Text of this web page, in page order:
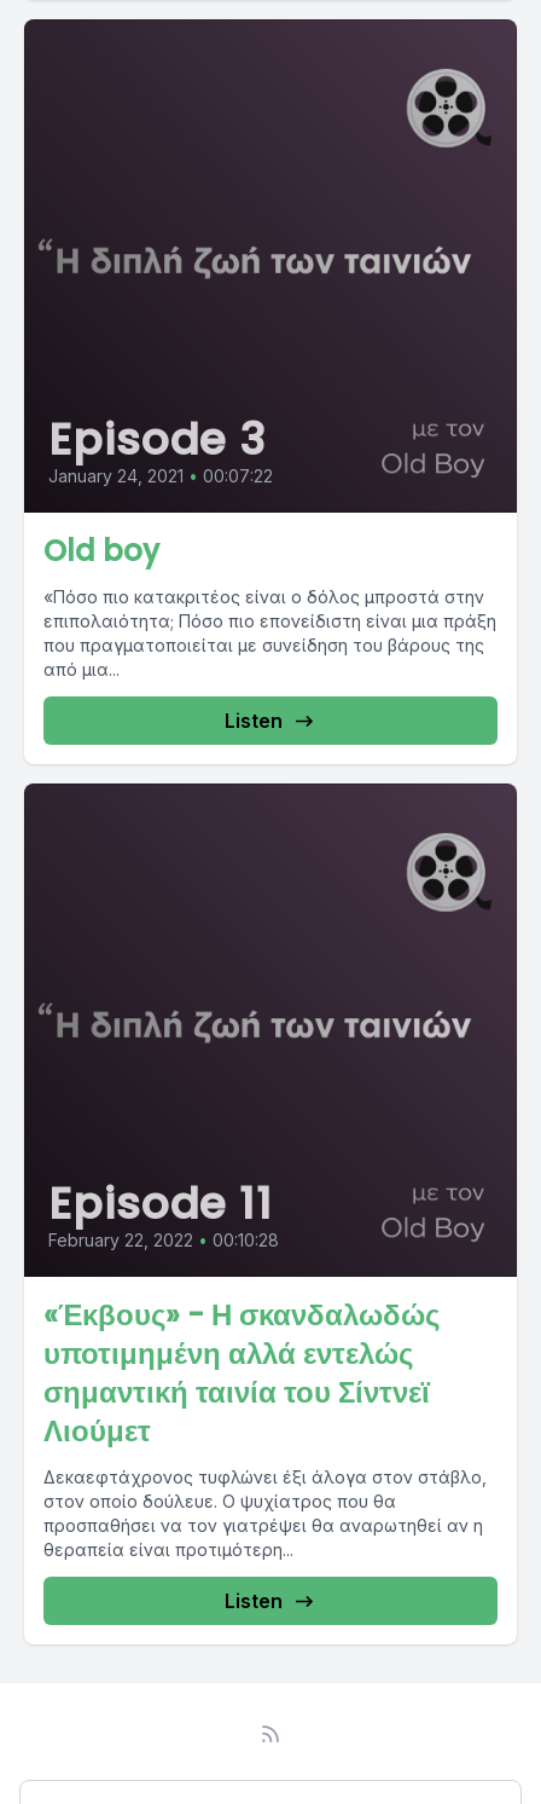
Episode 3
January 24, 2021 • 00:07:22
Old boy
«Πόσο πιο κατακριτέος είναι ο δόλος μπροστά στην
επιπολαιότητα; Πόσο πιο επονείδιστη είναι μια πράξη
που πραγματοποιείται με συνείδηση του βάρους της
από μια...
Listen
Episode 11
February 22, 2022 • 00:10:28
«Έκβους» - Η σκανδαλωδώς
υποτιμημένη αλλά εντελώς
σημαντική ταινία του Σίντνεϊ
Λιούμετ
Δεκαεφτάχρονος τυφλώνει έξι άλογα στον στάβλο,
στον οποίο δούλευε. Ο ψυχίατρος που θα
προσπαθήσει να τον γιατρέψει θα αναρωτηθεί αν η
θεραπεία είναι προτιμότερη...
Listen